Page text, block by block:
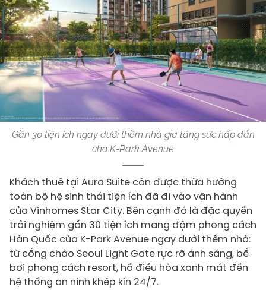
Gần 30 tiện ích ngay dưới thềm nhà gia tăng sức hấp dẫn
cho K-Park Avenue
Khách thuê tại Aura Suite còn được thừa hưởng
toàn bộ hệ sinh thái tiện ích đã đi vào vận hành
của Vinhomes Star City. Bên cạnh đó là đặc quyền
trải nghiệm gần 30 tiện ích mang đậm phong cách
Hàn Quốc của K-Park Avenue ngay dưới thềm nhà:
từ cổng chào Seoul Light Gate rực rỡ ánh sáng, bể
bơi phong cách resort, hồ điều hòa xanh mát đến
hệ thống an ninh khép kín 24/7.